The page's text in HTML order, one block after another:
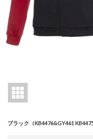
ブラック（KB4476&GY461 KB4475